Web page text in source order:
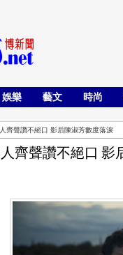
娛樂 藝文 時尚
齊聲讚不絕口 影后陳淑芳數度落淚
齊聲讚不絕口 影